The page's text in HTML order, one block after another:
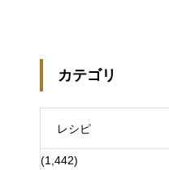
カテゴリ
レシピ
(1,442)